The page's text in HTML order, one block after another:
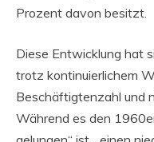
Prozent davon besitzt.
Diese Entwicklung hat
trotz kontinuierlichem
Beschäftigtenzahl und
Während es den